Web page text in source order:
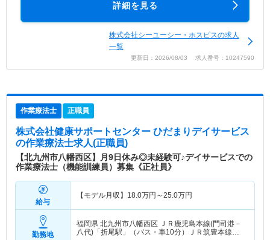
詳細を見る
株式会社シーユーシー・ホスピスの求人
一覧
更新日：2026/08/03 求人番号：10247590
作業療法士 正職員
株式会社健康サポートセンター ひだまりデイサービス
の作業療法士求人(正職員)
【北九州市八幡西区】月9日休み◎未経験可♪デイサービスでの
作業療法士（機能訓練員）募集《正社員》
給与
【モデル月収】 18.0万円～25.0万円
勤務地
福岡県 北九州市八幡西区 ＪＲ鹿児島本線(門司港－
八代)「折尾駅」（バス・車10分）ＪＲ筑豊本線